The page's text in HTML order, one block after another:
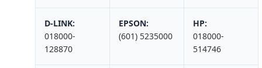
D-LINK:
018000-
128870
EPSON:
(601) 5235000
HP:
018000-
514746